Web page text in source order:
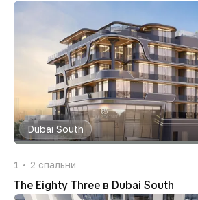
Dubai South
1 2 спальни
The Eighty Three в Dubai South